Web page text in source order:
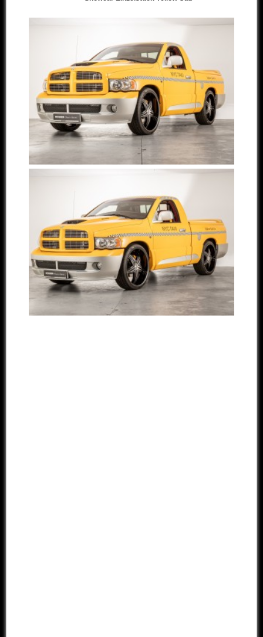
Andere Marken
Verkaufte Fahrzeuge
Kontakt
Impressum
Datenschutz
AGB
Haftungsausschluss